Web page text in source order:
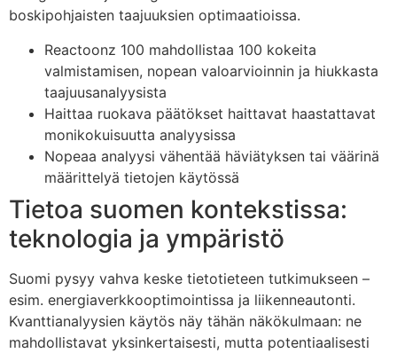
boskipohjaisten taajuuksien optimaatioissa.
Reactoonz 100 mahdollistaa 100 kokeita
valmistamisen, nopean valoarvioinnin ja hiukkasta
taajuusanalyysista
Haittaa ruokava päätökset haittavat haastattavat
monikokuisuutta analyysissa
Nopeaa analyysi vähentää häviätyksen tai väärinä
määrittelyä tietojen käytössä
Tietoa suomen kontekstissa:
teknologia ja ympäristö
Suomi pysyy vahva keske tietotieteen tutkimukseen –
esim. energiaverkkooptimointissa ja liikenneautonti.
Kvanttianalyysien käytös näy tähän näkökulmaan: ne
mahdollistavat yksinkertaisesti, mutta potentiaalisesti